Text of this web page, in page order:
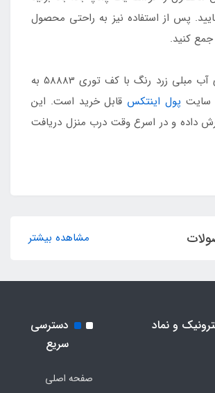
پس از استفاده نیز به راحتی محصول
جمع کنید.
شناور بادی روی آب مبلی زرد رنگ با کف توری 58883 به
سایت پول اینتکس قابل خرید است. این
داده و در اسرع وقت درب منزل دریافت
مشاهده بیشتر
و نماد
دسترسی
سریع
صفحه اصلی